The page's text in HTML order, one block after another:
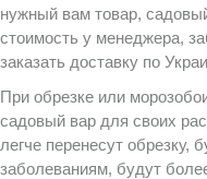
нужный вам товар,
стоимость у менеджера,
заказать доставку по
При обрезке или
садовый вар для своих
легче перенесут обрезку,
заболеваниям, будут